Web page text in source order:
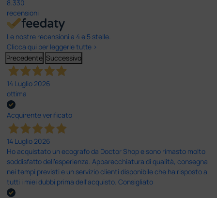
8.330
recensioni
Le nostre recensioni a 4 e 5 stelle.
Clicca qui per leggerle tutte >
Precedente Successivo
14 Luglio 2026
ottima
Acquirente verificato
14 Luglio 2026
Ho acquistato un ecografo da Doctor Shop e sono rimasto molto
soddisfatto dell'esperienza. Apparecchiatura di qualità, consegna
nei tempi previsti e un servizio clienti disponibile che ha risposto a
tutti i miei dubbi prima dell'acquisto. Consigliato